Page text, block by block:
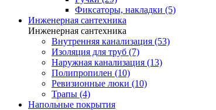
Фиксаторы, накладки (5)
Инженерная сантехника
Инженерная сантехника
Внутренняя канализация (53)
Изоляция для труб (7)
Наружная канализация (13)
Полипропилен (10)
Ревизионные люки (10)
Трапы (4)
Напольные покрытия